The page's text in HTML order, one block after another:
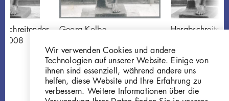
Georg Kolbe
1941, Bronze
GKFo-0506_001
Wir verwenden Cookies und andere
Technologien auf unserer Website. Einige von
ihnen sind essenziell, während andere uns
helfen, diese Website und Ihre Erfahrung zu
verbessern. Weitere Informationen über die